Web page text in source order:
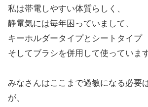
私は帯電しやすい体質らしく、
静電気には毎年困っていまして、
キーホルダータイプとシートタイプ
そしてブラシを併用して使っています
みなさんはここまで過敏になる必要
が、